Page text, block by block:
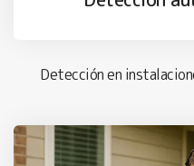
Detección en